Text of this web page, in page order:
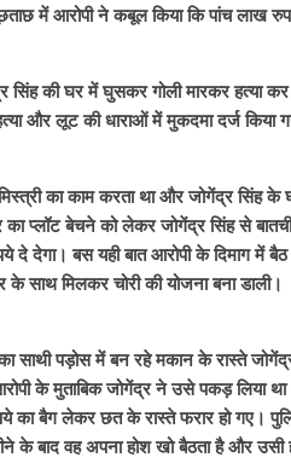
में आरोपी ने कबूल किया कि पांच
सिंह की घर में घुसकर गोली मारकर हत्या
और लूट की धाराओं में मुकदमा दर्ज किया
का काम करता था और जोगेंद्र सिंह
प्लॉट बेचने को लेकर जोगेंद्र सिंह से
दे देगा। बस यही बात आरोपी के दिमाग में
मिलकर चोरी की योजना बना डाली।
साथी पड़ोस में बन रहे मकान के रास्ते
के मुताबिक जोगेंद्र ने उसे पकड़ लिया
का बैग लेकर छत के रास्ते फरार हो गए।
के बाद वह अपना होश खो बैठता है और उसी